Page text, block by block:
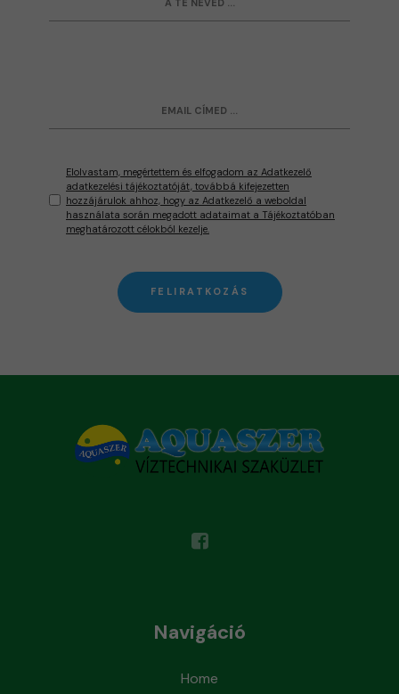
Elolvastam, megértettem és elfogadom az Adatkezelő
adatkezelési tájékoztatóját, továbbá kifejezetten
hozzájárulok ahhoz, hogy az Adatkezelő a weboldal
használata során megadott adataimat a Tájékoztatóban
meghatározott célokból kezelje.
FELIRATKOZÁS
Navigáció
Home